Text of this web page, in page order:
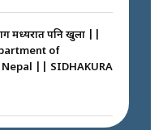
कि तेल थप्ने ? WHATS
IN MADHESH ? ||
? || SUNSARI
मध्यरात पनि खुला ||
of
|| SIDHAKURA